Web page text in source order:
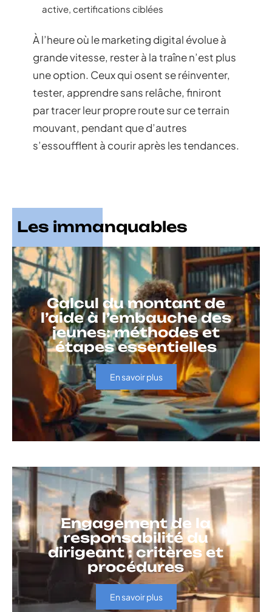
active, certifications ciblées
À l’heure où le marketing digital évolue à
grande vitesse, rester à la traîne n’est plus
une option. Ceux qui osent se réinventer,
tester, apprendre sans relâche, finiront
par tracer leur propre route sur ce terrain
mouvant, pendant que d’autres
s’essoufflent à courir après les tendances.
Les immanquables
Calcul du montant de
l’aide à l’embauche des
jeunes: méthodes et
étapes essentielles
En savoir plus
Engagement de la
responsabilité du
dirigeant : critères et
procédures
En savoir plus